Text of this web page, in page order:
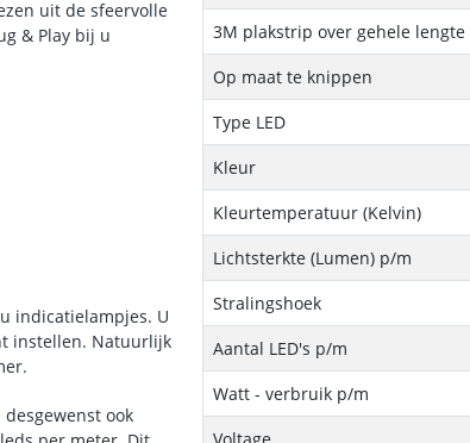
uit de sfeervolle
& Play bij u
indicatielampjes. U
instellen. Natuurlijk
ook
3M plakstrip over gehele lengte
Op maat te knippen
Type LED
Kleur
Kleurtemperatuur (Kelvin)
Lichtsterkte (Lumen) p/m
Stralingshoek
Aantal LED's p/m
Watt - verbruik p/m